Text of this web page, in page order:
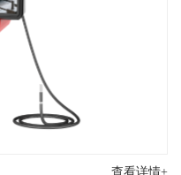
查看详情+